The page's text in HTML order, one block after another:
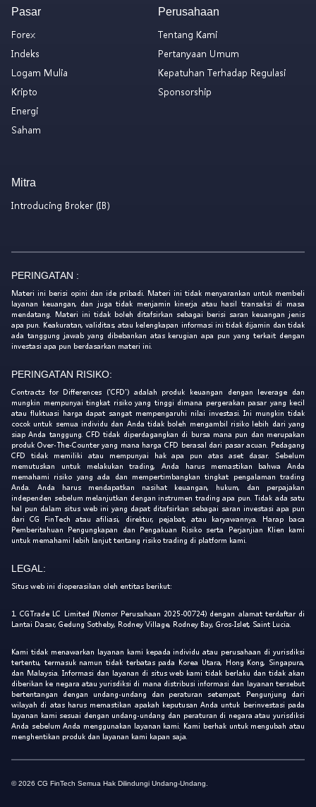
Pasar
Forex
Indeks
Logam Mulia
Kripto
Energi
Saham
Perusahaan
Tentang Kami
Pertanyaan Umum
Kepatuhan Terhadap Regulasi
Sponsorship
Mitra
Introducing Broker (IB)
PERINGATAN :
Materi ini berisi opini dan ide pribadi. Materi ini tidak menyarankan untuk membeli
layanan keuangan, dan juga tidak menjamin kinerja atau hasil transaksi di masa
mendatang. Materi ini tidak boleh ditafsirkan sebagai berisi saran keuangan jenis
apa pun. Keakuratan, validitas, atau kelengkapan informasi ini tidak dijamin dan tidak
ada tanggung jawab yang dibebankan atas kerugian apa pun yang terkait dengan
investasi apa pun berdasarkan materi ini.
PERINGATAN RISIKO:
Contracts for Differences ('CFD') adalah produk keuangan dengan leverage dan
mungkin mempunyai tingkat risiko yang tinggi dimana pergerakan pasar yang kecil
atau fluktuasi harga dapat sangat mempengaruhi nilai investasi. Ini mungkin tidak
cocok untuk semua individu dan Anda tidak boleh mengambil risiko lebih dari yang
siap Anda tanggung. CFD tidak diperdagangkan di bursa mana pun dan merupakan
produk Over-The-Counter yang mana harga CFD berasal dari pasar acuan. Pedagang
CFD tidak memiliki atau mempunyai hak apa pun atas aset dasar. Sebelum
memutuskan untuk melakukan trading, Anda harus memastikan bahwa Anda
memahami risiko yang ada dan mempertimbangkan tingkat pengalaman trading
Anda. Anda harus mendapatkan nasihat keuangan, hukum, dan perpajakan
independen sebelum melanjutkan dengan instrumen trading apa pun. Tidak ada satu
hal pun dalam situs web ini yang dapat ditafsirkan sebagai saran investasi apa pun
dari CG FinTech atau afiliasi, direktur, pejabat, atau karyawannya. Harap baca
Pemberitahuan Pengungkapan dan Pengakuan Risiko serta Perjanjian Klien kami
untuk memahami lebih lanjut tentang risiko trading di platform kami.
LEGAL:
Situs web ini dioperasikan oleh entitas berikut:
1. CGTrade LC Limited (Nomor Perusahaan 2025-00724) dengan alamat terdaftar di
Lantai Dasar, Gedung Sotheby, Rodney Village, Rodney Bay, Gros-Islet, Saint Lucia.
Kami tidak menawarkan layanan kami kepada individu atau perusahaan di yurisdiksi
tertentu, termasuk namun tidak terbatas pada Korea Utara, Hong Kong, Singapura,
dan Malaysia. Informasi dan layanan di situs web kami tidak berlaku dan tidak akan
diberikan ke negara atau yurisdiksi di mana distribusi informasi dan layanan tersebut
bertentangan dengan undang-undang dan peraturan setempat. Pengunjung dari
wilayah di atas harus memastikan apakah keputusan Anda untuk berinvestasi pada
layanan kami sesuai dengan undang-undang dan peraturan di negara atau yurisdiksi
Anda sebelum Anda menggunakan layanan kami. Kami berhak untuk mengubah atau
menghentikan produk dan layanan kami kapan saja.
© 2026 CG FinTech Semua Hak Dilindungi Undang-Undang.